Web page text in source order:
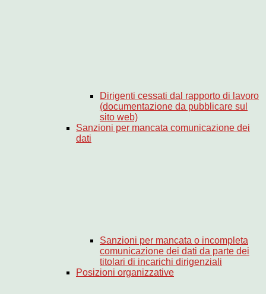
Dirigenti cessati dal rapporto di lavoro
(documentazione da pubblicare sul
sito web)
Sanzioni per mancata comunicazione dei
dati
Sanzioni per mancata o incompleta
comunicazione dei dati da parte dei
titolari di incarichi dirigenziali
Posizioni organizzative